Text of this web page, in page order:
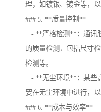
理，如镀银、镀金等，
### 5. **质量控制**
- **严格检测**：通讯
的质量检测，包括尺寸
检测等。
- **无尘环境**：某些
要在无尘环境中进行，
### 6. **成本与效率**